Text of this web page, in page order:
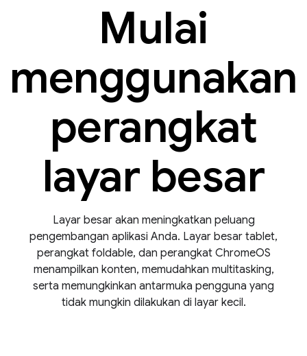
Mulai
menggunakan
perangkat
layar besar
Layar besar akan meningkatkan peluang
pengembangan aplikasi Anda. Layar besar tablet,
perangkat foldable, dan perangkat ChromeOS
menampilkan konten, memudahkan multitasking,
serta memungkinkan antarmuka pengguna yang
tidak mungkin dilakukan di layar kecil.